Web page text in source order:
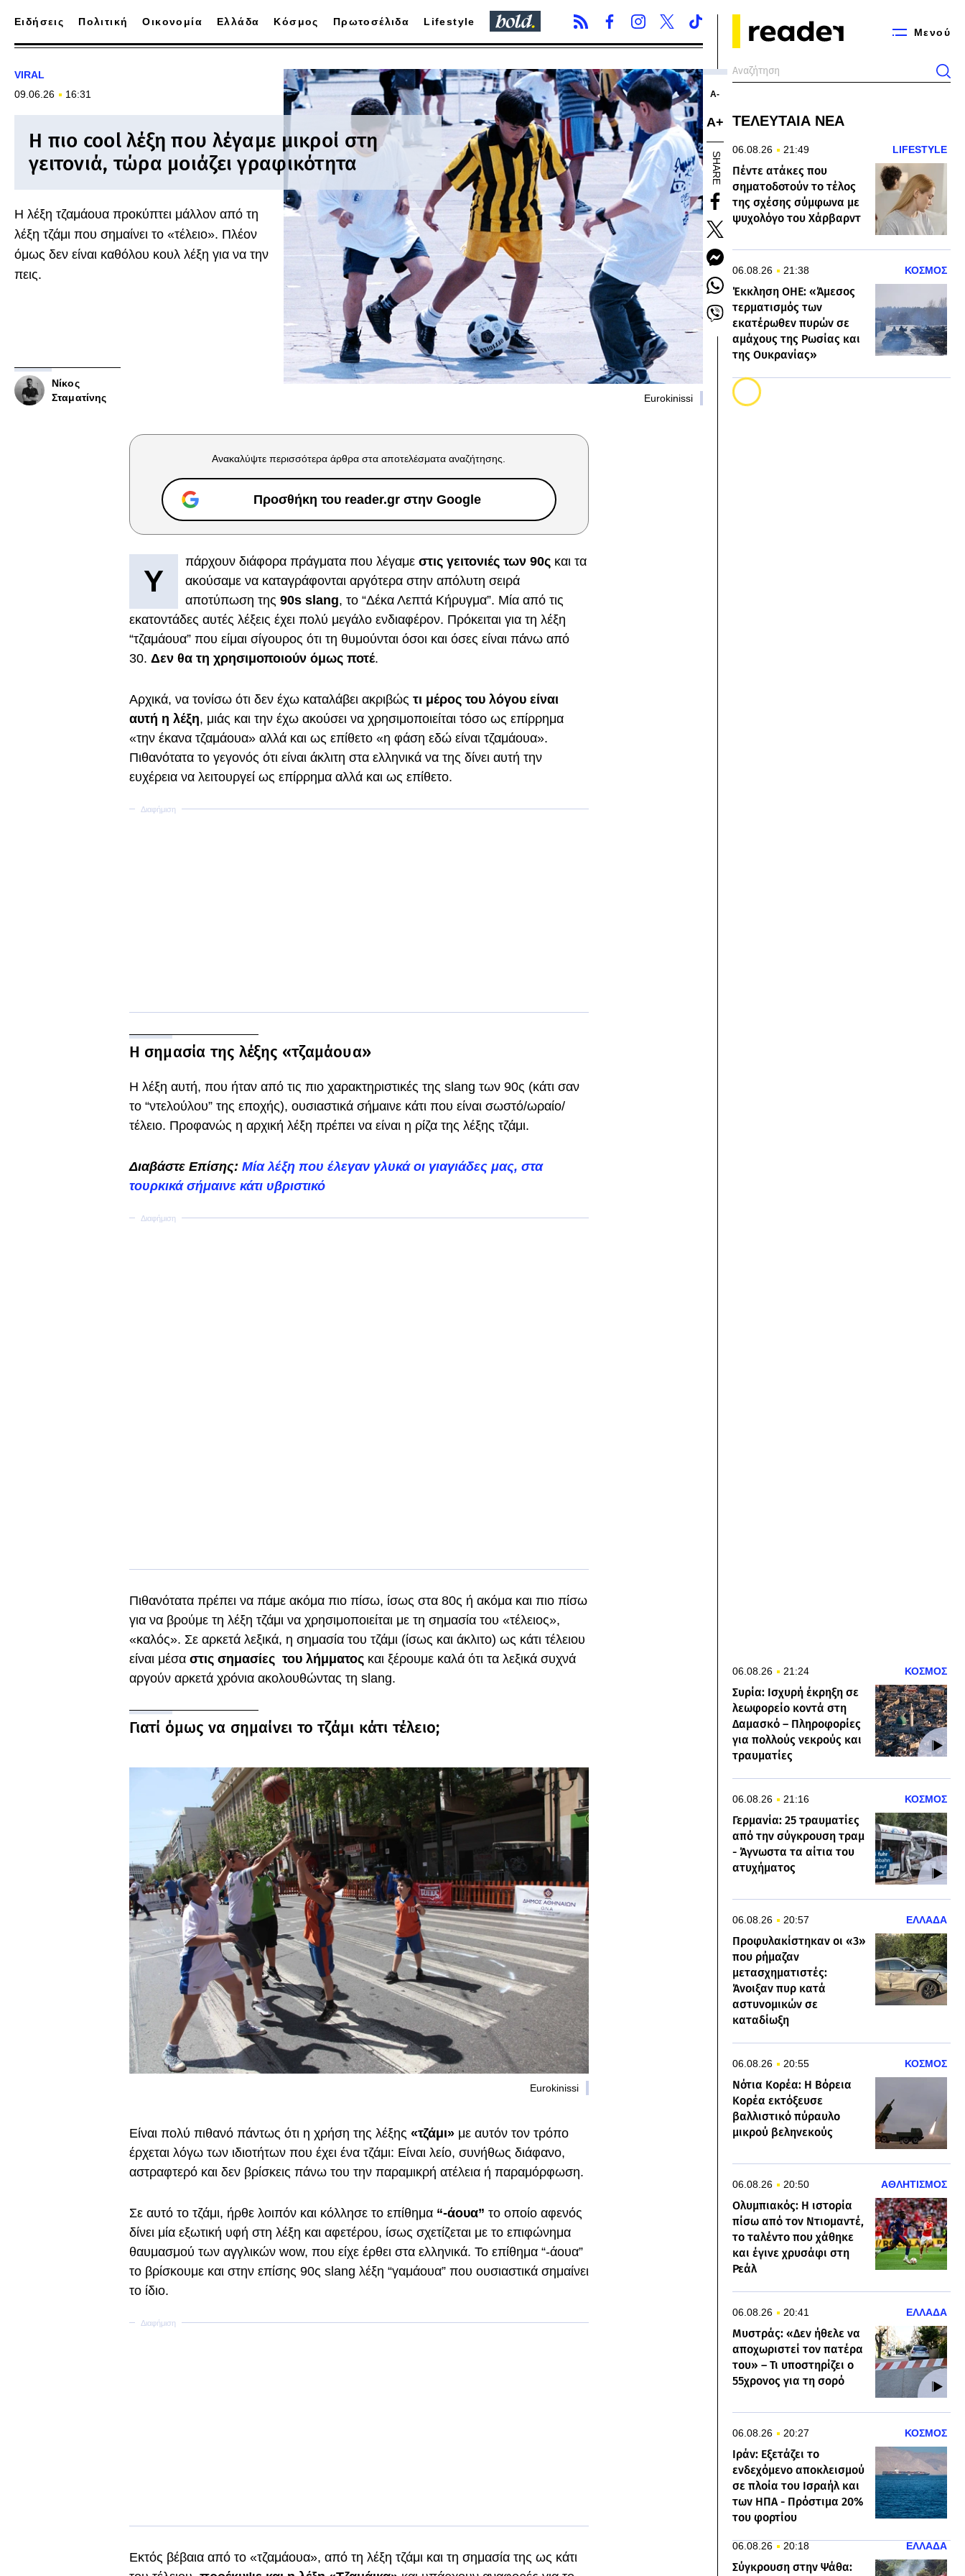
Μενού
Ειδήσεις Πολιτική Οικονομία Ελλάδα Κόσμος Πρωτοσέλιδα Lifestyle
VIRAL
09.06.26
16:31
H πιο cool λέξη που λέγαμε μικροί στη
γειτονιά, τώρα μοιάζει γραφικότητα
Η λέξη τζαμάουα προκύπτει μάλλον από τη
λέξη τζάμι που σημαίνει το «τέλειο». Πλέον
όμως δεν είναι καθόλου κουλ λέξη για να την
πεις.
Νίκος
Σταματίνης
Eurokinissi
Α-
Α+
SHARE
Ανακαλύψτε περισσότερα άρθρα στα αποτελέσματα αναζήτησης.
Προσθήκη του reader.gr στην Google
Υ
πάρχουν διάφορα πράγματα που λέγαμε στις γειτονιές των 90ςκαι τα
ακούσαμε να καταγράφονται αργότερα στην απόλυτη σειρά
αποτύπωση της 90s slang, το “Δέκα Λεπτά Κήρυγμα”. Μία από τις
εκατοντάδες αυτές λέξεις έχει πολύ μεγάλο ενδιαφέρον. Πρόκειται για τη λέξη
“τζαμάουα” που είμαι σίγουρος ότι τη θυμούνται όσοι και όσες είναι πάνω από
30. Δεν θα τη χρησιμοποιούν όμως ποτέ.
Αρχικά, να τονίσω ότι δεν έχω καταλάβει ακριβώς τι μέρος του λόγου είναι
αυτή η λέξη, μιάς και την έχω ακούσει να χρησιμοποιείται τόσο ως επίρρημα
«την έκανα τζαμάουα» αλλά και ως επίθετο «η φάση εδώ είναι τζαμάουα».
Πιθανότατα το γεγονός ότι είναι άκλιτη στα ελληνικά να της δίνει αυτή την
ευχέρεια να λειτουργεί ως επίρρημα αλλά και ως επίθετο.
Η σημασία της λέξης «τζαμάουα»
Η λέξη αυτή, που ήταν από τις πιο χαρακτηριστικές της slang των 90ς (κάτι σαν
το “ντελούλου” της εποχής), ουσιαστικά σήμαινε κάτι που είναι σωστό/ωραίο/
τέλειο. Προφανώς η αρχική λέξη πρέπει να είναι η ρίζα της λέξης τζάμι.
Διαβάστε Επίσης: Μία λέξη που έλεγαν γλυκά οι γιαγιάδες μας, στα
τουρκικά σήμαινε κάτι υβριστικό
Πιθανότατα πρέπει να πάμε ακόμα πιο πίσω, ίσως στα 80ς ή ακόμα και πιο πίσω
για να βρούμε τη λέξη τζάμι να χρησιμοποιείται με τη σημασία του «τέλειος»,
«καλός». Σε αρκετά λεξικά, η σημασία του τζάμι (ίσως και άκλιτο) ως κάτι τέλειου
είναι μέσα στις σημασίες του λήμματοςκαι ξέρουμε καλά ότι τα λεξικά συχνά
αργούν αρκετά χρόνια ακολουθώντας τη slang.
Γιατί όμως να σημαίνει το τζάμι κάτι τέλειο;
Eurokinissi
Είναι πολύ πιθανό πάντως ότι η χρήση της λέξης «τζάμι»με αυτόν τον τρόπο
έρχεται λόγω των ιδιοτήτων που έχει ένα τζάμι: Είναι λείο, συνήθως διάφανο,
αστραφτερό και δεν βρίσκεις πάνω του την παραμικρή ατέλεια ή παραμόρφωση.
Σε αυτό το τζάμι, ήρθε λοιπόν και κόλλησε το επίθημα“-άουα” το οποίο αφενός
δίνει μία εξωτική υφή στη λέξη και αφετέρου, ίσως σχετίζεται με το επιφώνημα
θαυμασμού των αγγλικών wow, που είχε έρθει στα ελληνικά. Το επίθημα “-άουα”
το βρίσκουμε και στην επίσης 90ς slang λέξη “γαμάουα” που ουσιαστικά σημαίνει
το ίδιο.
Εκτός βέβαια από το «τζαμάουα», από τη λέξη τζάμι και τη σημασία της ως κάτι
ΤΕΛΕΥΤΑΙΑ ΝΕΑ
06.08.26 21:49 LIFESTYLE
Πέντε ατάκες που
σηματοδοτούν το τέλος
της σχέσης σύμφωνα με
ψυχολόγο του Χάρβαρντ
06.08.26 21:38 ΚΟΣΜΟΣ
Έκκληση ΟΗΕ: «Άμεσος
τερματισμός των
εκατέρωθεν πυρών σε
αμάχους της Ρωσίας και
της Ουκρανίας»
06.08.26 21:24 ΚΟΣΜΟΣ
Συρία: Ισχυρή έκρηξη σε
λεωφορείο κοντά στη
Δαμασκό – Πληροφορίες
για πολλούς νεκρούς και
τραυματίες
06.08.26 21:16 ΚΟΣΜΟΣ
Γερμανία: 25 τραυματίες
από την σύγκρουση τραμ
- Άγνωστα τα αίτια του
ατυχήματος
06.08.26 20:57 ΕΛΛΑΔΑ
Προφυλακίστηκαν οι «3»
που ρήμαζαν
μετασχηματιστές:
Άνοιξαν πυρ κατά
αστυνομικών σε
καταδίωξη
06.08.26 20:55 ΚΟΣΜΟΣ
Νότια Κορέα: Η Βόρεια
Κορέα εκτόξευσε
βαλλιστικό πύραυλο
μικρού βεληνεκούς
06.08.26 20:50 ΑΘΛΗΤΙΣΜΟΣ
Ολυμπιακός: Η ιστορία
πίσω από τον Ντιομαντέ,
το ταλέντο που χάθηκε
και έγινε χρυσάφι στη
Ρεάλ
06.08.26 20:41 ΕΛΛΑΔΑ
Μυστράς: «Δεν ήθελε να
αποχωριστεί τον πατέρα
του» – Τι υποστηρίζει ο
55χρονος για τη σορό
06.08.26 20:27 ΚΟΣΜΟΣ
Ιράν: Εξετάζει το
ενδεχόμενο αποκλεισμού
σε πλοία του Ισραήλ και
των ΗΠΑ - Πρόστιμα 20%
του φορτίου
06.08.26 20:18 ΕΛΛΑΔΑ
Σύγκρουση στην Ψάθα: